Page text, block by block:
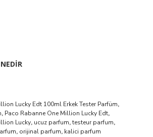
Lucky Edt 100ml Erkek Tester Parfüm,
, Paco Rabanne One Million Lucky Edt,
Lucky, ucuz parfum,testeur parfum,
, orijinal parfum, kalici parfum